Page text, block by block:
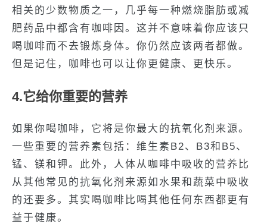
相关的少数物质之一，几乎每一种燃烧脂肪或减
肥药品中都含有咖啡因。这并不意味着你应该只
喝咖啡而不去锻炼身体。你仍然应该两者都做。
但是记住，咖啡也可以让你更健康、更快乐。
4.它给你重要的营养
如果你喝咖啡，它将是你最大的抗氧化剂来源。
一些重要的营养素包括：维生素B2、B3和B5、
锰、镁和钾。此外，人体从咖啡中吸收的营养比
从其他常见的抗氧化剂来源如水果和蔬菜中吸收
的还要多。其实喝咖啡比喝其他任何东西都更有
益于健康。